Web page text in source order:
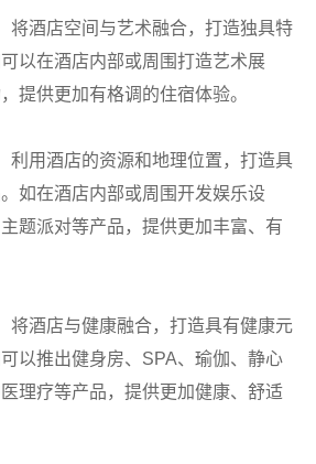
将酒店空间与艺术融合，打造独具特
以在酒店内部或周围打造艺术展
提供更加有格调的住宿体验。
利用酒店的资源和地理位置，打造具
如在酒店内部或周围开发娱乐设
题派对等产品，提供更加丰富、有
将酒店与健康融合，打造具有健康元
以推出健身房、SPA、瑜伽、静心
理疗等产品，提供更加健康、舒适